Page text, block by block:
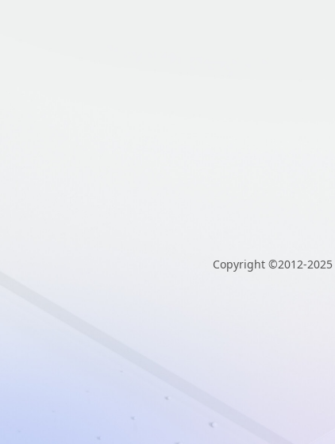
Copyright ©2012-2025